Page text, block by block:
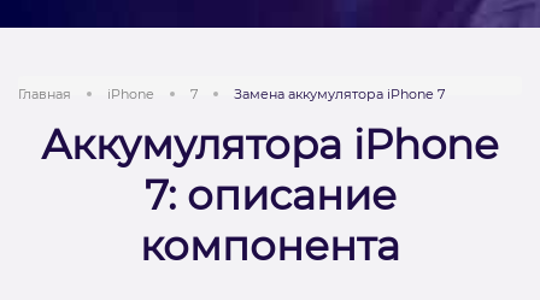
Главная iPhone 7 Замена аккумулятора iPhone 7
Аккумулятора iPhone
7: описание
компонента